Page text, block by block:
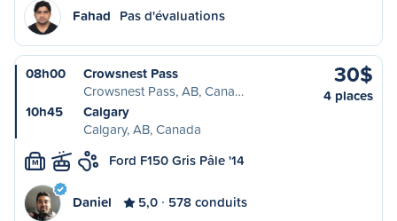
Fahad Pas d'évaluations
08h00
Crowsnest Pass
Crowsnest Pass, AB, Cana…
10h45
Calgary
Calgary, AB, Canada
30$
4 places
M Ford F150 Gris Pâle '14
Daniel 5,0 578 conduits